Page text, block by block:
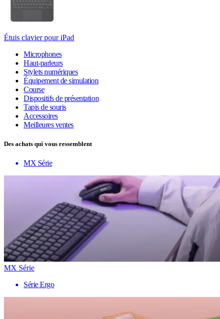
Étuis clavier pour iPad
Microphones
Haut-parleurs
Stylets numériques
Équipement de simulation
Course
Dispositifs de présentation
Tapis de souris
Accessoires
Meilleures ventes
Des achats qui vous ressemblent
MX Série
MX Série
Série Ergo